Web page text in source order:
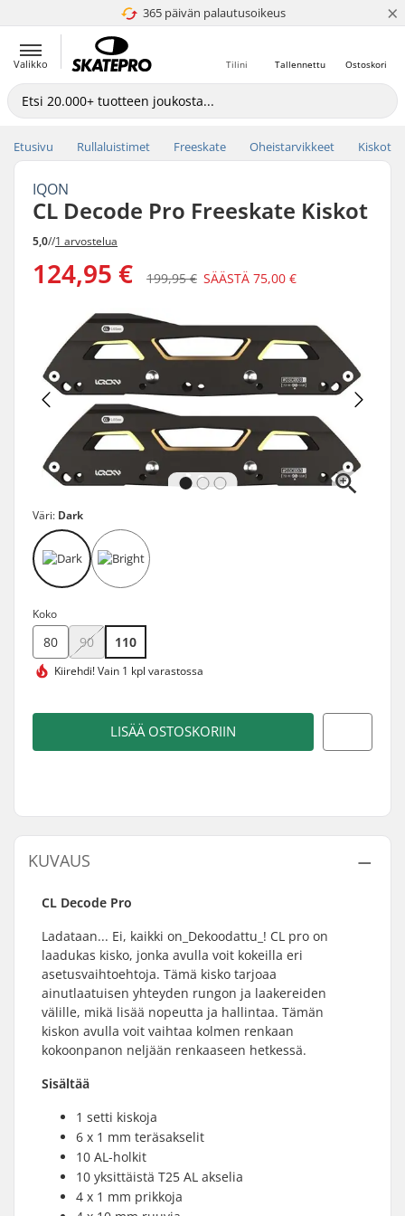
365 päivän palautusoikeus
4.8 / 5 ×
Valikko Ostoskori
Tallennettu
Tilini
Etusivu Rullaluistimet Freeskate Oheistarvikkeet Kiskot
IQON
CL Decode Pro Freeskate Kiskot
5,0//1 arvostelua
124,95 € 199,95 € SÄÄSTÄ 75,00 €
Väri: Dark
Koko
80 90 110
Kiirehdi!Vain 1 kpl varastossa
LISÄÄ OSTOSKORIIN
KUVAUS
CL Decode Pro
Ladataan... Ei, kaikki on_Dekoodattu_! CL pro on
laadukas kisko, jonka avulla voit kokeilla eri
asetusvaihtoehtoja. Tämä kisko tarjoaa
ainutlaatuisen yhteyden rungon ja laakereiden
välille, mikä lisää nopeutta ja hallintaa. Tämän
kiskon avulla voit vaihtaa kolmen renkaan
kokoonpanon neljään renkaaseen hetkessä.
Sisältää
1 setti kiskoja
6 x 1 mm teräsakselit
10 AL-holkit
10 yksittäistä T25 AL akselia
4 x 1 mm prikkoja